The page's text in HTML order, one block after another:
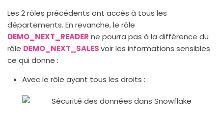
Les 2 rôles précédents ont accès à tous les
départements. En revanche, le rôle
DEMO_NEXT_READER ne pourra pas à la différence du
rôle DEMO_NEXT_SALESvoir les informations sensibles
ce qui donne :
Avec le rôle ayant tous les droits :